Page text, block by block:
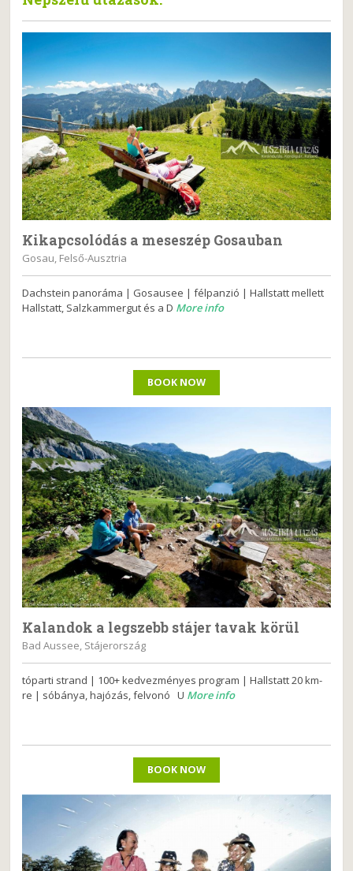
Kikapcsolódás a meseszép Gosauban
Gosau, Felső-Ausztria
Dachstein panoráma | Gosausee | félpanzió | Hallstatt mellett
Hallstatt, Salzkammergut és a D More info
BOOK NOW
Kalandok a legszebb stájer tavak körül
Bad Aussee, Stájerország
tóparti strand | 100+ kedvezményes program | Hallstatt 20 km-
re | sóbánya, hajózás, felvonó U More info
BOOK NOW